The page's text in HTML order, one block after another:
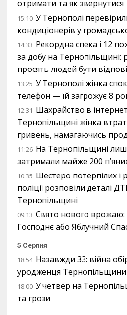
отримати та як звернутися
15:10 У Тернополі
кондиціонерів у
14:33 Рекордна спека і 12
за добу на Тернопільщині:
просять людей бути
13:25 У Тернополі жінка
телефон — їй загрожує 8
12:31 Шахрайство в
Тернопільщині жінка
гривень, намагаючись
11:26 На Тернопільщині
затримали майже 200
10:35 Шестеро потерпілих і
поліції розповіли деталі
Тернопільщині
09:13 Свято нового
Господнє або Яблучний
5 Серпня
18:54 Назавжди 33: війна
уродженця
18:00 У четвер на
та грози